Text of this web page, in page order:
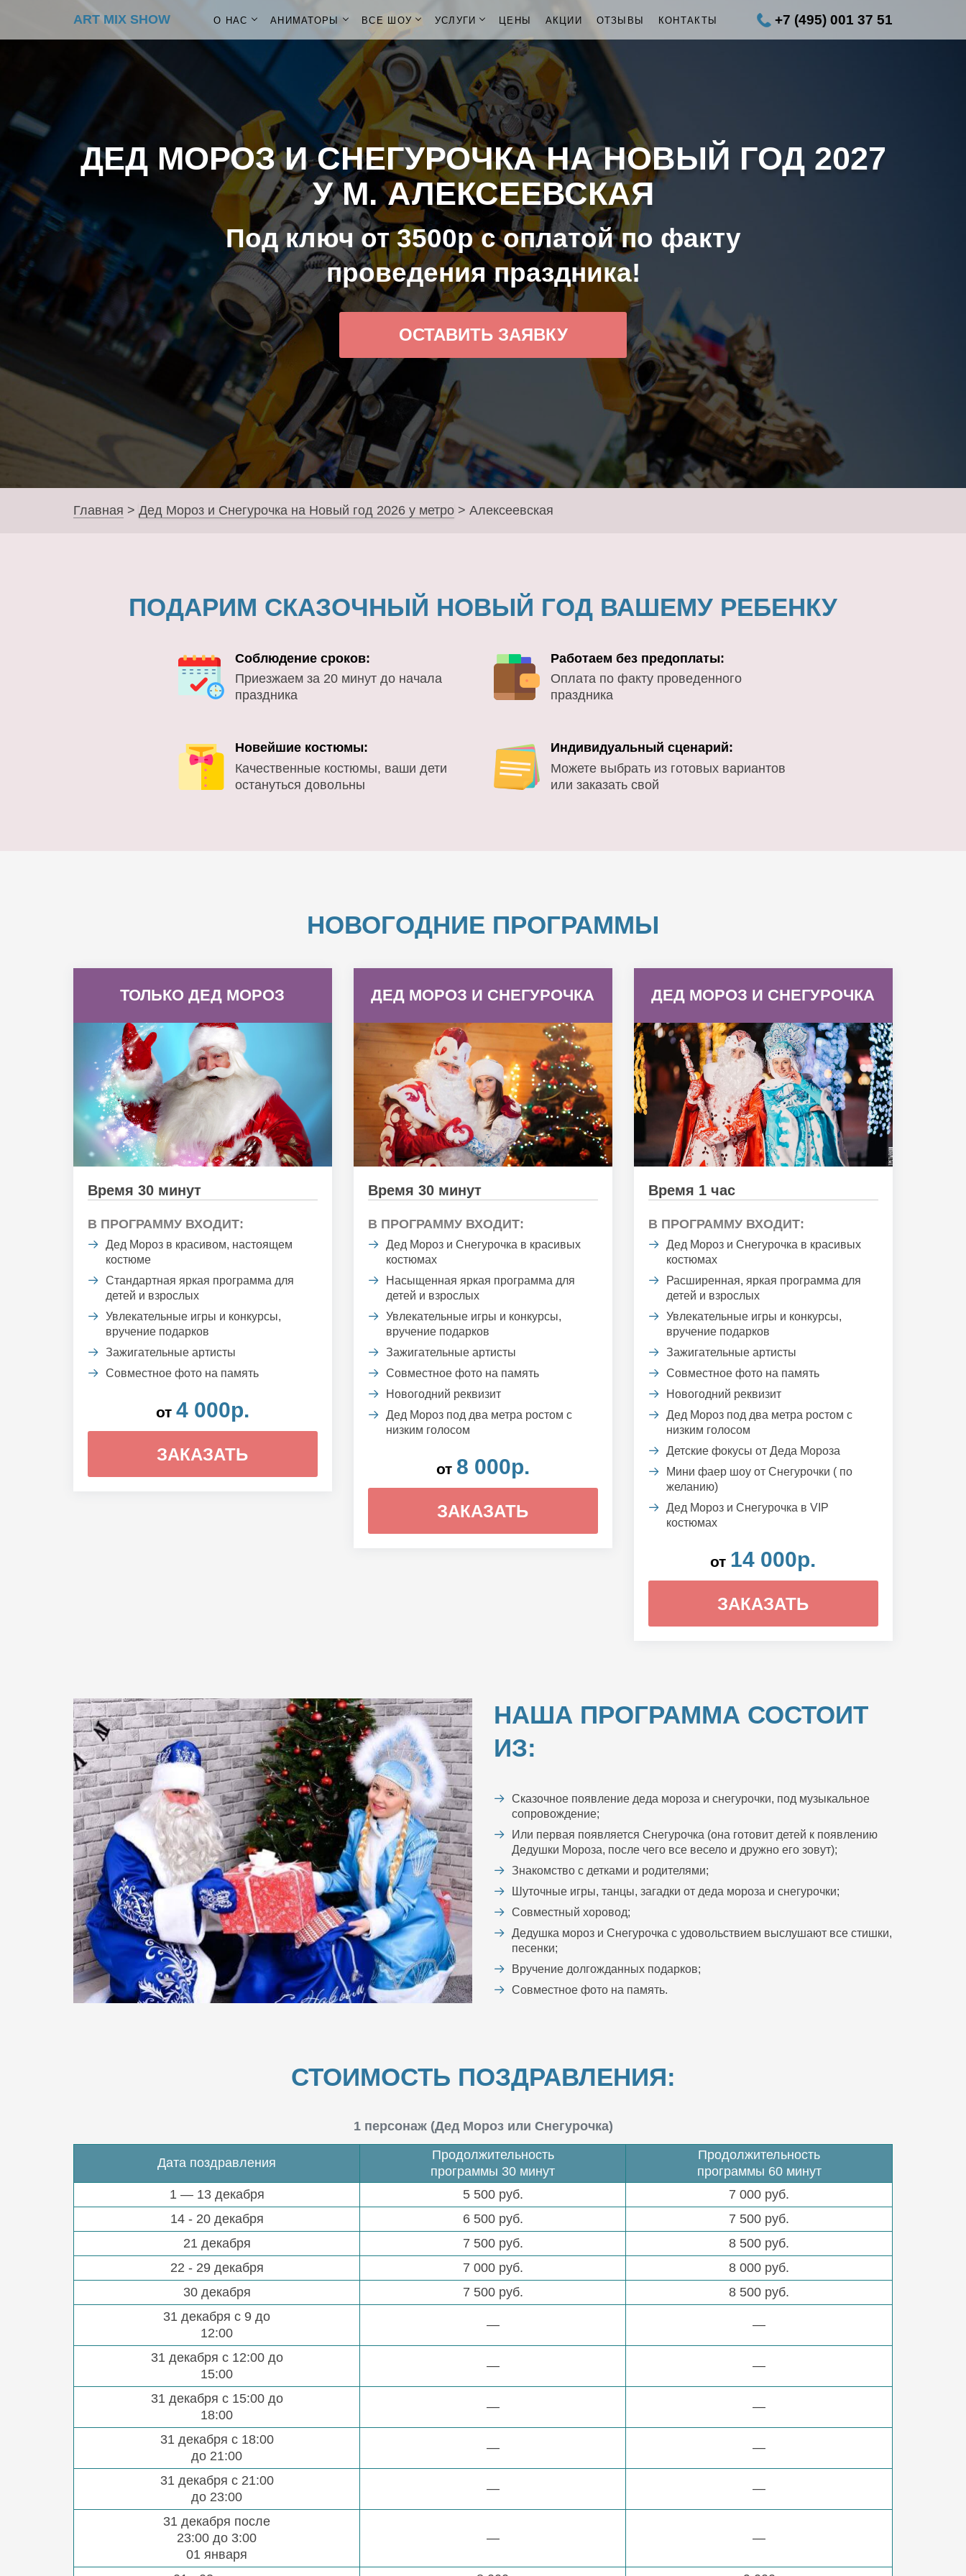
ART MIX SHOW О НАС АНИМАТОРЫ ВСЕ ШОУ УСЛУГИ ЦЕНЫ АКЦИИ ОТЗЫВЫ КОНТАКТЫ +7 (495) 001 37 51
ДЕД МОРОЗ И СНЕГУРОЧКА НА НОВЫЙ ГОД 2027
У М. АЛЕКСЕЕВСКАЯ
Под ключ от 3500р с оплатой по факту
проведения праздника!
ОСТАВИТЬ ЗАЯВКУ
Главная > Дед Мороз и Снегурочка на Новый год 2026 у метро > Алексеевская
ПОДАРИМ СКАЗОЧНЫЙ НОВЫЙ ГОД ВАШЕМУ РЕБЕНКУ
Соблюдение сроков:
Приезжаем за 20 минут до начала
праздника
Работаем без предоплаты:
Оплата по факту проведенного
праздника
Новейшие костюмы:
Качественные костюмы, ваши дети
остануться довольны
Индивидуальный сценарий:
Можете выбрать из готовых вариантов
или заказать свой
НОВОГОДНИЕ ПРОГРАММЫ
ТОЛЬКО ДЕД МОРОЗ
Время 30 минут
В ПРОГРАММУ ВХОДИТ:
Дед Мороз в красивом, настоящем
костюме
Стандартная яркая программа для
детей и взрослых
Увлекательные игры и конкурсы,
вручение подарков
Зажигательные артисты
Совместное фото на память
от 4 000р.
ЗАКАЗАТЬ
ДЕД МОРОЗ И СНЕГУРОЧКА
Время 30 минут
В ПРОГРАММУ ВХОДИТ:
Дед Мороз и Снегурочка в красивых
костюмах
Насыщенная яркая программа для
детей и взрослых
Увлекательные игры и конкурсы,
вручение подарков
Зажигательные артисты
Совместное фото на память
Новогодний реквизит
Дед Мороз под два метра ростом с
низким голосом
от 8 000р.
ЗАКАЗАТЬ
ДЕД МОРОЗ И СНЕГУРОЧКА
Время 1 час
В ПРОГРАММУ ВХОДИТ:
Дед Мороз и Снегурочка в красивых
костюмах
Расширенная, яркая программа для
детей и взрослых
Увлекательные игры и конкурсы,
вручение подарков
Зажигательные артисты
Совместное фото на память
Новогодний реквизит
Дед Мороз под два метра ростом с
низким голосом
Детские фокусы от Деда Мороза
Мини фаер шоу от Снегурочки ( по
желанию)
Дед Мороз и Снегурочка в VIP
костюмах
от 14 000р.
ЗАКАЗАТЬ
НАША ПРОГРАММА СОСТОИТ
ИЗ:
Сказочное появление деда мороза и снегурочки, под музыкальное
сопровождение;
Или первая появляется Снегурочка (она готовит детей к появлению
Дедушки Мороза, после чего все весело и дружно его зовут);
Знакомство с детками и родителями;
Шуточные игры, танцы, загадки от деда мороза и снегурочки;
Совместный хоровод;
Дедушка мороз и Снегурочка с удовольствием выслушают все стишки,
песенки;
Вручение долгожданных подарков;
Совместное фото на память.
СТОИМОСТЬ ПОЗДРАВЛЕНИЯ:
1 персонаж (Дед Мороз или Снегурочка)
Дата поздравления
Продолжительность
программы 30 минут
Продолжительность
программы 60 минут
1 — 13 декабря
5 500 руб.
7 000 руб.
14 - 20 декабря
6 500 руб.
7 500 руб.
21 декабря
7 500 руб.
8 500 руб.
22 - 29 декабря
7 000 руб.
8 000 руб.
30 декабря
7 500 руб.
8 500 руб.
31 декабря с 9 до
12:00
— —
31 декабря с 12:00 до
15:00
— —
31 декабря с 15:00 до
18:00
— —
31 декабря с 18:00
до 21:00
— —
31 декабря с 21:00
до 23:00
— —
31 декабря после
23:00 до 3:00
01 января
— —